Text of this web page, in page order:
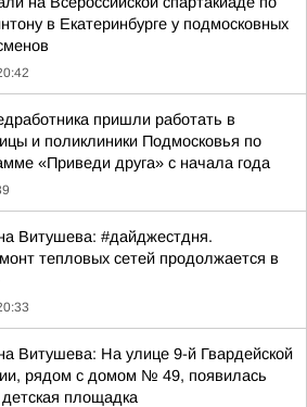
в Екатеринбурге у подмосковных
пришли работать в
и поликлиники Подмосковья по
«Приведи друга» с начала года
Витушева: #дайджестдня.
тепловых сетей продолжается в
Витушева: На улице 9-й Гвардейской
рядом с домом № 49, появилась
площадка